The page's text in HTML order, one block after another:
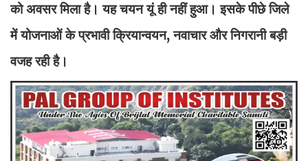
को अवसर मिला है। यह चयन यूं ही नहीं हुआ। इसके पीछे जिले
में योजनाओं के प्रभावी क्रियान्वयन, नवाचार और निगरानी बड़ी
वजह रही है।